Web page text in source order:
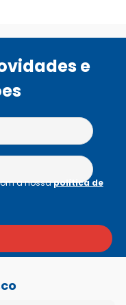
e
a nossapolítica de